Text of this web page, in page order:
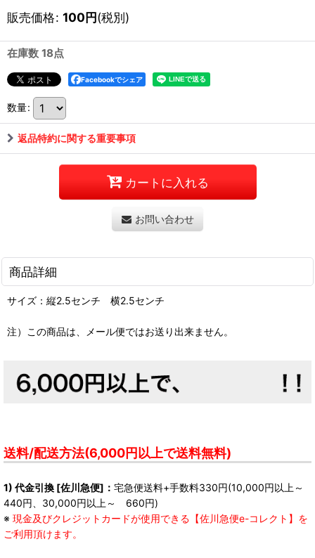
販売価格: 100円(税別)
在庫数 18点
Facebookでシェア
数量:
返品特約に関する重要事項
カートに入れる
お問い合わせ
商品詳細
サイズ：縦2.5センチ 横2.5センチ
注）この商品は、メール便ではお送り出来ません。
送料/配送方法(6,000円以上で送料無料)
1) 代金引換 [佐川急便]： 宅急便送料+手数料330円(10,000円以上～
440円、30,000円以上～ 660円)
※ 現金及びクレジットカードが使用できる【佐川急便e-コレクト】を
ご利用頂けます。